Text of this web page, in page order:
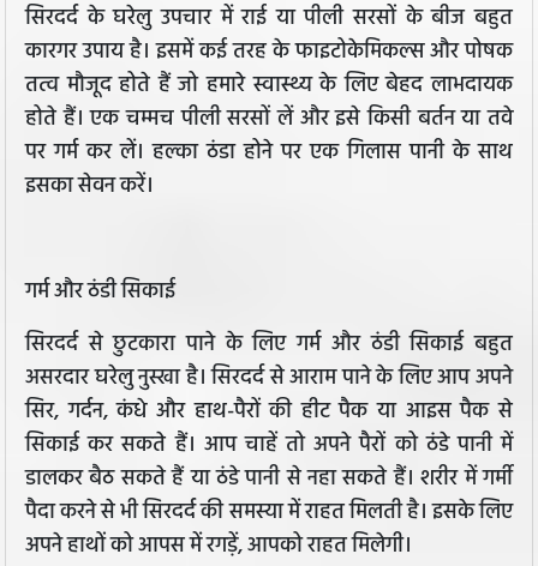
सिरदर्द के घरेलु उपचार में राई या पीली सरसों के बीज बहुत
कारगर उपाय है। इसमें कई तरह के फाइटोकेमिकल्स और पोषक
तत्व मौजूद होते हैं जो हमारे स्वास्थ्य के लिए बेहद लाभदायक
होते हैं। एक चम्मच पीली सरसों लें और इसे किसी बर्तन या तवे
पर गर्म कर लें। हल्का ठंडा होने पर एक गिलास पानी के साथ
इसका सेवन करें।
गर्म और ठंडी सिकाई
सिरदर्द से छुटकारा पाने के लिए गर्म और ठंडी सिकाई बहुत
असरदार घरेलु नुस्खा है। सिरदर्द से आराम पाने के लिए आप अपने
सिर, गर्दन, कंधे और हाथ-पैरों की हीट पैक या आइस पैक से
सिकाई कर सकते हैं। आप चाहें तो अपने पैरों को ठंडे पानी में
डालकर बैठ सकते हैं या ठंडे पानी से नहा सकते हैं। शरीर में गर्मी
पैदा करने से भी सिरदर्द की समस्या में राहत मिलती है। इसके लिए
अपने हाथों को आपस में रगड़ें, आपको राहत मिलेगी।